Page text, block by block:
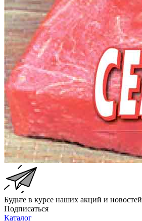
Будьте в курсе наших акций и новостей
Подписаться
Каталог